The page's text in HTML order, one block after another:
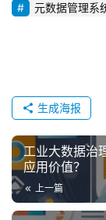
元数据管理系
生成海报
工业大数据治
应用价值？
上一篇